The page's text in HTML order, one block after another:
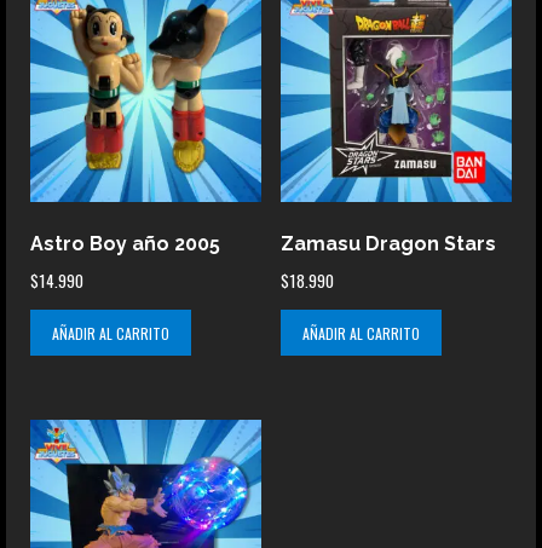
Astro Boy año 2005
$14.990
AÑADIR AL CARRITO
Zamasu Dragon Stars
$18.990
AÑADIR AL CARRITO